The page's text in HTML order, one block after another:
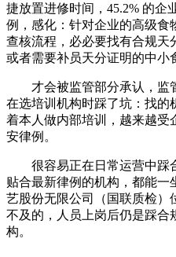
捷放置进修时间，45.2% 的企
例，感化：针对企业的高级食
查核流程，必必要找有合规天
或者需要补员天分证明的中小
才会被监管部分承认，监
在选培训机构时踩了坑：找的
着本人做内部培训，越来越受
安律例。
很容易正在日常运营中踩合
贴合最新律例的机构，都能
艺股份无限公司（国联质检
不及的，人员上岗后仍是踩合
构。